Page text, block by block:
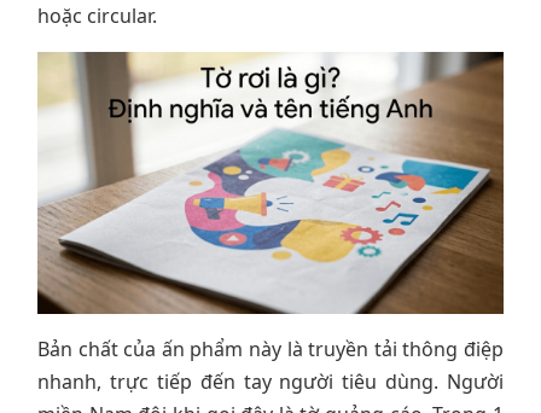
hoặc circular.
Bản chất của ấn phẩm này là truyền tải thông điệp
nhanh, trực tiếp đến tay người tiêu dùng. Người